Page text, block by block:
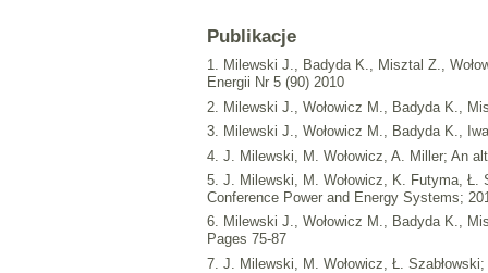
Publikacje
1. Milewski J., Badyda K., Misztal Z.,
Energii Nr 5 (90) 2010
2. Milewski J., Wołowicz M., Badyda K.,
3. Milewski J., Wołowicz M., Badyda K.,
4. J. Milewski, M. Wołowicz, A. Miller; An
5. J. Milewski, M. Wołowicz, K. Futyma, Ł.
Conference Power and Energy Systems;
6. Milewski J., Wołowicz M., Badyda K.,
Pages 75-87
7. J. Milewski, M. Wołowicz, Ł.